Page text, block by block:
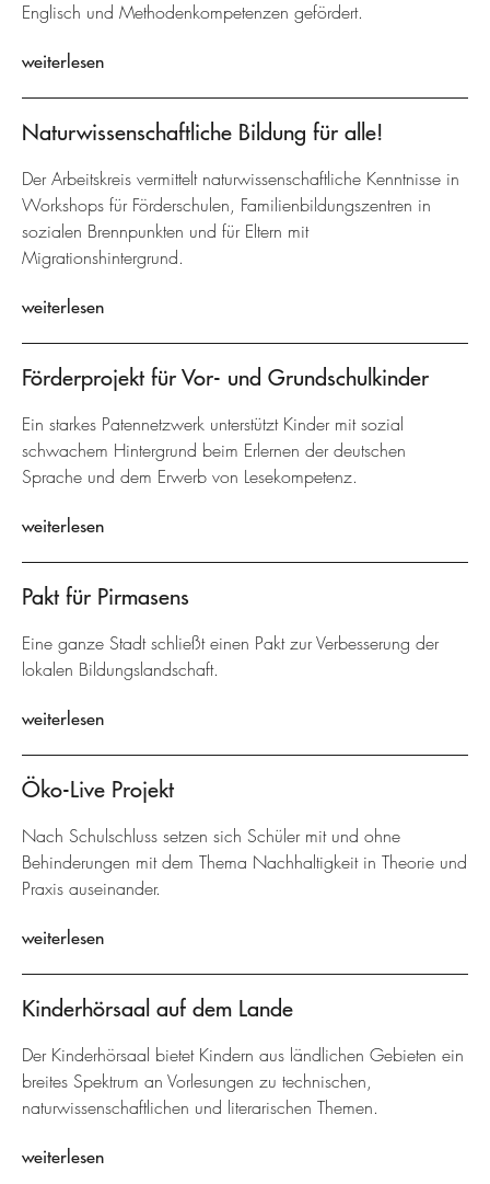
Englisch und Methodenkompetenzen gefördert.
weiterlesen
Naturwissenschaftliche Bildung für alle!
Der Arbeitskreis vermittelt naturwissenschaftliche Kenntnisse in
Workshops für Förderschulen, Familienbildungszentren in
sozialen Brennpunkten und für Eltern mit
Migrationshintergrund.
weiterlesen
Förderprojekt für Vor- und Grundschulkinder
Ein starkes Patennetzwerk unterstützt Kinder mit sozial
schwachem Hintergrund beim Erlernen der deutschen
Sprache und dem Erwerb von Lesekompetenz.
weiterlesen
Pakt für Pirmasens
Eine ganze Stadt schließt einen Pakt zur Verbesserung der
lokalen Bildungslandschaft.
weiterlesen
Öko-Live Projekt
Nach Schulschluss setzen sich Schüler mit und ohne
Behinderungen mit dem Thema Nachhaltigkeit in Theorie und
Praxis auseinander.
weiterlesen
Kinderhörsaal auf dem Lande
Der Kinderhörsaal bietet Kindern aus ländlichen Gebieten ein
breites Spektrum an Vorlesungen zu technischen,
naturwissenschaftlichen und literarischen Themen.
weiterlesen